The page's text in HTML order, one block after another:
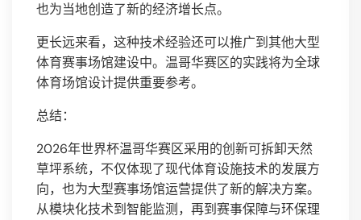
也为当地创造了新的经济增长点。
更长远来看，这种技术经验还可以推广到其他大型
体育赛事场馆建设中。温哥华赛区的实践将为全球
体育场馆设计提供重要参考。
总结：
2026年世界杯温哥华赛区采用的创新可拆卸天然
草坪系统，不仅体现了现代体育设施技术的发展方
向，也为大型赛事场馆运营提供了新的解决方案。
从模块化技术到智能监测，再到赛事保障与环保理